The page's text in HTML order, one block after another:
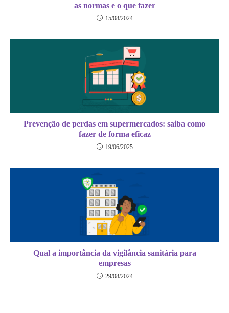
as normas e o que fazer
15/08/2024
Prevenção de perdas em supermercados: saiba como
fazer de forma eficaz
19/06/2025
Qual a importância da vigilância sanitária para
empresas
29/08/2024